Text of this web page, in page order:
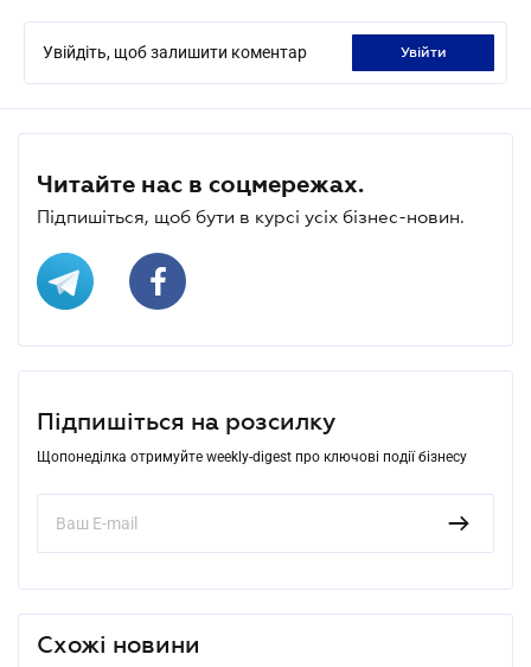
Увійдіть, щоб залишити коментар увійти
Читайте нас в соцмережах.
Підпишіться, щоб бути в курсі усіх бізнес-новин.
Підпишіться на розсилку
Щопонеділка отримуйте weekly-digest про ключові події бізнесу
Схожі новини